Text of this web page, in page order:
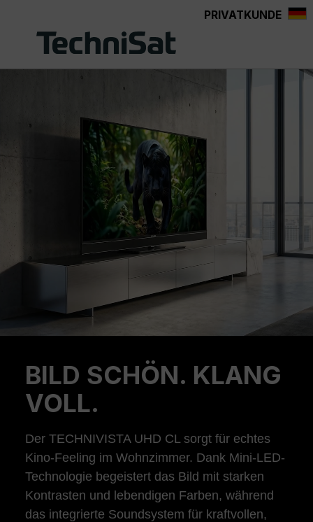
PRIVATKUNDE
BILD SCHÖN. KLANG
VOLL.
Der TECHNIVISTA UHD CL sorgt für echtes
Kino-Feeling im Wohnzimmer. Dank Mini-LED-
Technologie begeistert das Bild mit starken
Kontrasten und lebendigen Farben, während
das integrierte Soundsystem für kraftvollen,
Previous